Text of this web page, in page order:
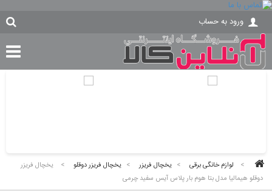
ورود به حساب
> لوازم خانگی برقی > یخچال فریزر > یخچال فریزر دوقلو >
یخچال فریزر
دوقلو هیمالیا مدل بتا هوم بار پلاس آیس سفید چرمی